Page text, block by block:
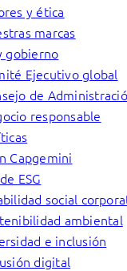
y ética
marcas
gobierno
Ejecutivo global
de
responsable
Capgemini
ESG
social
ambiental
e inclusión
digital